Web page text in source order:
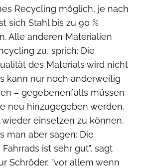
Recycling möglich, je nach
sich Stahl bis zu 90 %
Alle anderen Materialien
zu, sprich: Die
des Materials wird nicht
kann nur noch anderweitig
– gegebenenfalls müssen
neu hinzugegeben werden,
einsetzen zu können.
man aber sagen: Die
ist sehr gut", sagt
Schröder, "vor allem wenn